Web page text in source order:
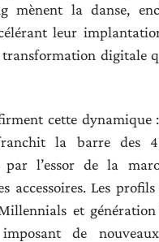
mènent la danse,
leur
digitale
cette dynamique
la barre des
par l’essor de la
accessoires. Les profils
et
de